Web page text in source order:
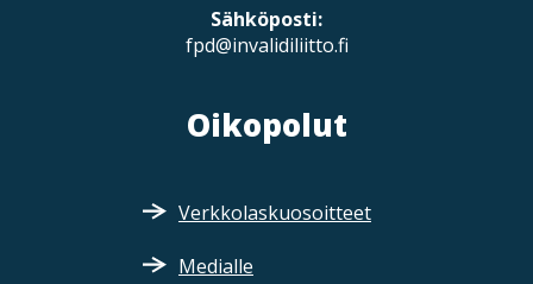
Sähköposti:
fpd@invalidiliitto.fi
Oikopolut
Verkkolaskuosoitteet
Medialle